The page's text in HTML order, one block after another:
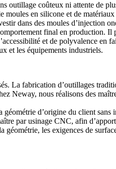
outillage coûteux ni attente de
moules en silicone et de
dans des moules d’injection
final en production. Il
et de polyvalence en
et les équipements industriels.
La fabrication d’outillages
Neway, nous réalisons des
géométrie d’origine du client
parusinage CNC, afin
les exigences de